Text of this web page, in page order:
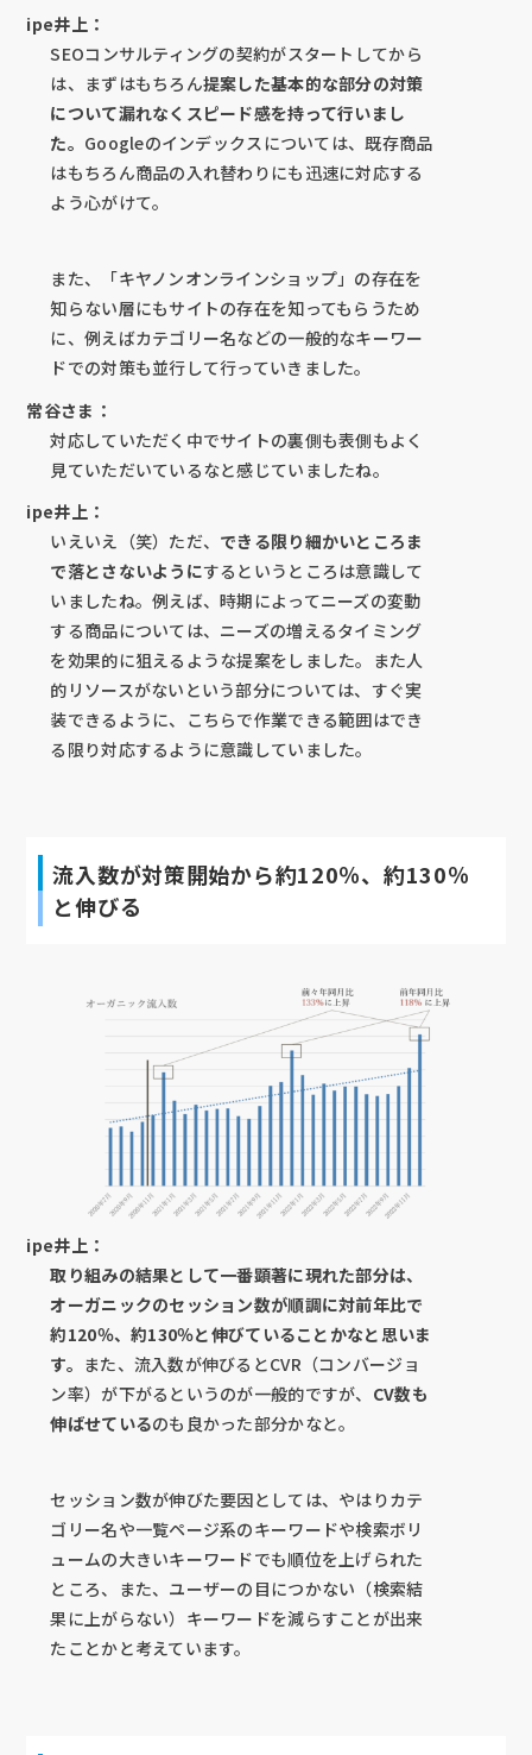
ipe井上：
SEOコンサルティングの契約がスタートしてから
は、まずはもちろん提案した基本的な部分の対策
について漏れなくスピード感を持って行いまし
た。 Googleのインデックスについては、既存商品
はもちろん商品の入れ替わりにも迅速に対応する
よう心がけて。
また、「キヤノンオンラインショップ」の存在を
知らない層にもサイトの存在を知ってもらうため
に、例えばカテゴリー名などの一般的なキーワー
ドでの対策も並行して行っていきました。
常谷さま：
対応していただく中でサイトの裏側も表側もよく
見ていただいているなと感じていましたね。
ipe井上：
いえいえ（笑）ただ、 できる限り細かいところま
で落とさないようにするというところは意識して
いましたね。例えば、時期によってニーズの変動
する商品については、ニーズの増えるタイミング
を効果的に狙えるような提案をしました。また人
的リソースがないという部分については、すぐ実
装できるように、こちらで作業できる範囲はでき
る限り対応するように意識していました。
流入数が対策開始から約120％、約130％
と伸びる
ipe井上：
取り組みの結果として一番顕著に現れた部分は、
オーガニックのセッション数が順調に対前年比で
約120％、約130％と伸びていることかなと思いま
す。 また、流入数が伸びるとCVR（コンバージョ
ン率）が下がるというのが一般的ですが、 CV数も
伸ばせているのも良かった部分かなと。
セッション数が伸びた要因としては、やはりカテ
ゴリー名や一覧ページ系のキーワードや検索ボリ
ュームの大きいキーワードでも順位を上げられた
ところ、また、ユーザーの目につかない（検索結
果に上がらない）キーワードを減らすことが出来
たことかと考えています。